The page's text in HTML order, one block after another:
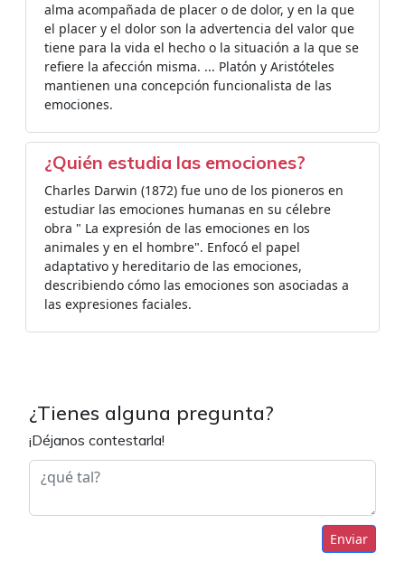
alma acompañada de placer o de dolor, y en la que
el placer y el dolor son la advertencia del valor que
tiene para la vida el hecho o la situación a la que se
refiere la afección misma. ... Platón y Aristóteles
mantienen una concepción funcionalista de las
emociones.
¿Quién estudia las emociones?
Charles Darwin (1872) fue uno de los pioneros en
estudiar las emociones humanas en su célebre
obra " La expresión de las emociones en los
animales y en el hombre". Enfocó el papel
adaptativo y hereditario de las emociones,
describiendo cómo las emociones son asociadas a
las expresiones faciales.
¿Tienes alguna pregunta?
¡Déjanos contestarla!
Enviar